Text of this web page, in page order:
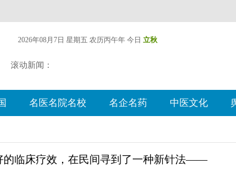
2026年08月7日 星期五 农历丙午年 今日 立秋
滚动新闻：
名医名院名校 名企名药 中医文化
的临床疗效，在民间寻到了一种新针法——